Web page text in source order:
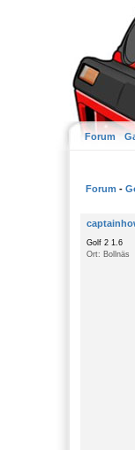
Forum
Forum -
Golf 2 1.6
Ort: Bollnäs